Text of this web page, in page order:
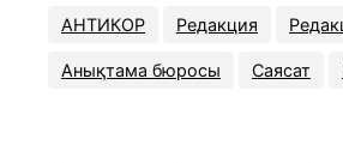
АНТИКОР Редакция
Анықтама бюросы Саясат